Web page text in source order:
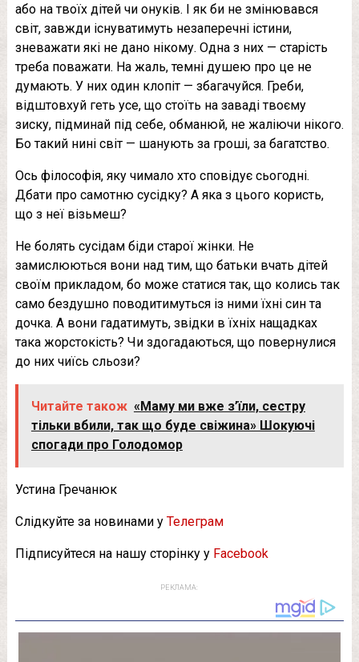
або на твоїх дітей чи онуків. І як би не змінювався
світ, завжди існуватимуть незаперечні істини,
зневажати які не дано нікому. Одна з них — старість
треба поважати. На жаль, темні душею про це не
думають. У них один клопіт — збагачуйся. Греби,
відштовхуй геть усе, що стоїть на заваді твоєму
зиску, підминай під себе, обманюй, не жаліючи нікого.
Бо такий нині світ — шанують за гроші, за багатство.
Ось філософія, яку чимало хто сповідує сьогодні.
Дбати про самотню сусідку? А яка з цього користь,
що з неї візьмеш?
Не бoлять сусідам біди старої жінки. Не
замислюються вони над тим, що батьки вчать дітей
своїм прикладом, бо може статися так, що колись так
само бездyшно поводитимуться із ними їхні син та
дочка. А вони гадатимуть, звідки в їхніх нащадках
така жoрстoкiсть? Чи здогадаються, що повернулися
до них чиїсь сльози?
Читайте також «Маму ми вже з’їли, сестру
тільки вбили, так що буде свіжина» Шокуючі
спогади про Голодомор
Устина Гречанюк
Слідкуйте за новинами у Телеграм
Підписуйтеся на нашу сторінку у Facebook
РЕКЛАМА: